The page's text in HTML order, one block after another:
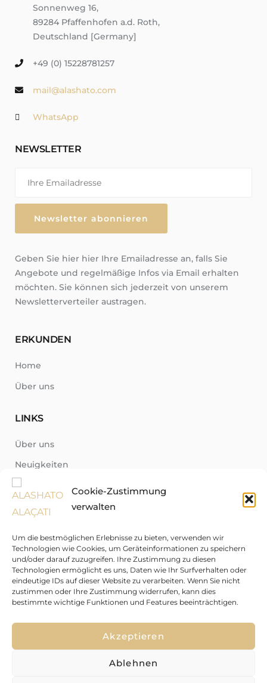
Cookie-Zustimmung
verwalten
Um die bestmöglichen Erlebnisse zu bieten, verwenden wir
Technologien wie Cookies, um Geräteinformationen zu speichern
und/oder darauf zuzugreifen. Ihre Zustimmung zu diesen
Technologien ermöglicht es uns, Daten wie Ihr Surfverhalten oder
eindeutige IDs auf dieser Website zu verarbeiten. Wenn Sie nicht
zustimmen oder Ihre Zustimmung widerrufen, kann dies
bestimmte wichtige Funktionen und Features beeinträchtigen.
Akzeptieren
Ablehnen
Sonnenweg 16,
89284 Pfaffenhofen a.d. Roth,
Deutschland [Germany]
+49 (0) 15228781257
mail@alashato.com
WhatsApp
NEWSLETTER
Geben Sie hier hier Ihre Emailadresse an, falls Sie
Angebote und regelmäßige Infos via Email erhalten
möchten. Sie können sich jederzeit von unserem
Newsletterverteiler austragen.
ERKUNDEN
Home
Über uns
LINKS
Über uns
Neuigkeiten
Region
Fragen-Antworten-Katalog
English